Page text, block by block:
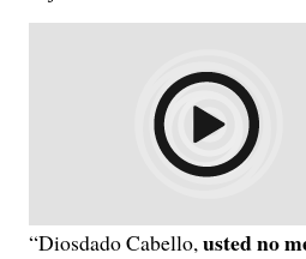
“Diosdado Cabello,usted no